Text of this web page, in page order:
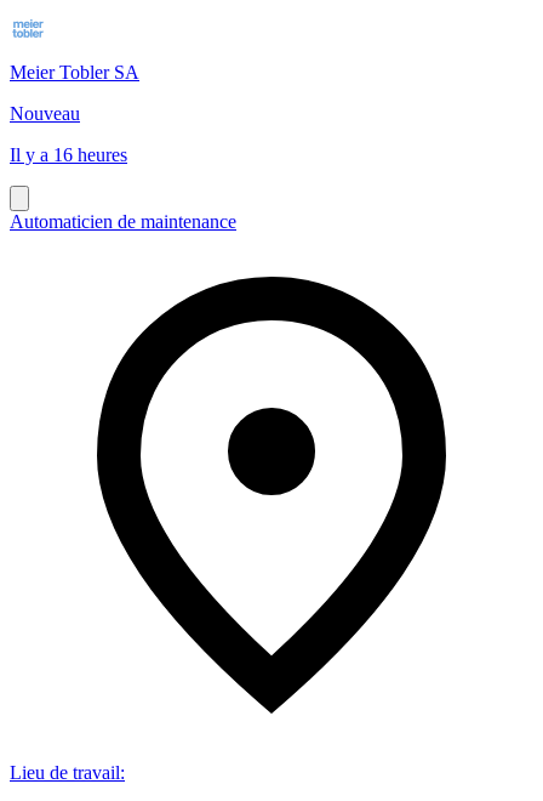
Meier Tobler SA
Nouveau
Il y a 16 heures
Automaticien de maintenance
Lieu de travail: